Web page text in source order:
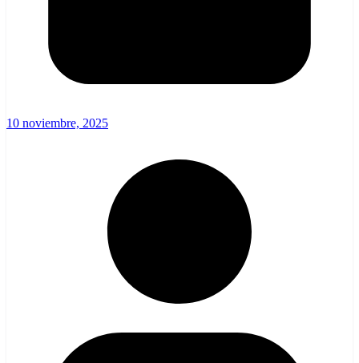
10 noviembre, 2025